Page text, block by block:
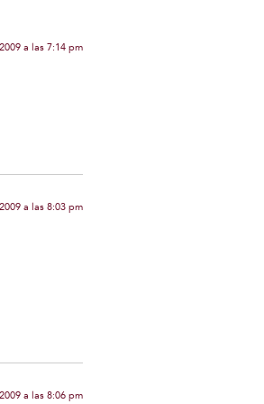
a las 7:14 pm
a las 8:03 pm
a las 8:06 pm